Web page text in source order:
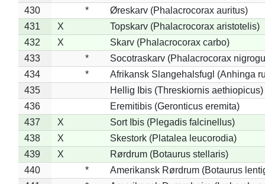
430
*
Øreskarv (Phalacrocorax auritus)
431
X
Topskarv (Phalacrocorax aristotelis)
432
X
Skarv (Phalacrocorax carbo)
433
*
Socotraskarv (Phalacrocorax
434
*
Afrikansk Slangehalsfugl (Anhinga
435
Hellig Ibis (Threskiornis aethiopicus)
436
Eremitibis (Geronticus eremita)
437
X
Sort Ibis (Plegadis falcinellus)
438
X
Skestork (Platalea leucorodia)
439
X
Rørdrum (Botaurus stellaris)
440
*
Amerikansk Rørdrum (Botaurus